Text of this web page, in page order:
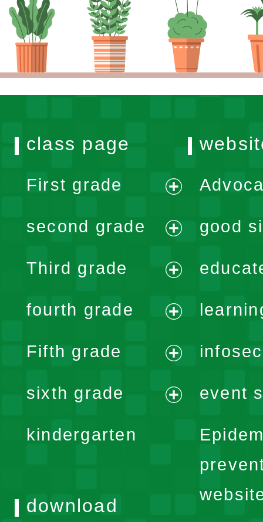
class page
First grade
menu
second grade
menu
Third grade
menu
fourth grade
menu
Fifth grade
menu
sixth grade
kindergarten
good
event
download